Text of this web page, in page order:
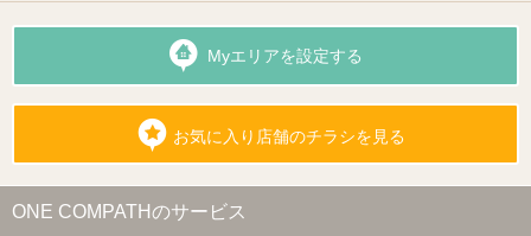
Myエリアを設定する
お気に入り店舗のチラシを見る
ONE COMPATHのサービス